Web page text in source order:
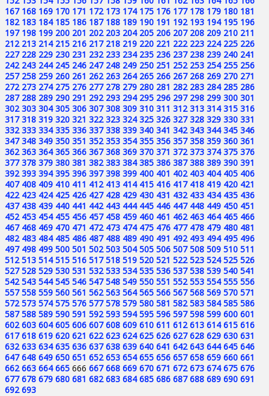
167 168 169 170 171 172 173 174 175 176 177 178 179 180 181
182 183 184 185 186 187 188 189 190 191 192 193 194 195 196
197 198 199 200 201 202 203 204 205 206 207 208 209 210 211
212 213 214 215 216 217 218 219 220 221 222 223 224 225 226
227 228 229 230 231 232 233 234 235 236 237 238 239 240 241
242 243 244 245 246 247 248 249 250 251 252 253 254 255 256
257 258 259 260 261 262 263 264 265 266 267 268 269 270 271
272 273 274 275 276 277 278 279 280 281 282 283 284 285 286
287 288 289 290 291 292 293 294 295 296 297 298 299 300 301
302 303 304 305 306 307 308 309 310 311 312 313 314 315 316
317 318 319 320 321 322 323 324 325 326 327 328 329 330 331
332 333 334 335 336 337 338 339 340 341 342 343 344 345 346
347 348 349 350 351 352 353 354 355 356 357 358 359 360 361
362 363 364 365 366 367 368 369 370 371 372 373 374 375 376
377 378 379 380 381 382 383 384 385 386 387 388 389 390 391
392 393 394 395 396 397 398 399 400 401 402 403 404 405 406
407 408 409 410 411 412 413 414 415 416 417 418 419 420 421
422 423 424 425 426 427 428 429 430 431 432 433 434 435 436
437 438 439 440 441 442 443 444 445 446 447 448 449 450 451
452 453 454 455 456 457 458 459 460 461 462 463 464 465 466
467 468 469 470 471 472 473 474 475 476 477 478 479 480 481
482 483 484 485 486 487 488 489 490 491 492 493 494 495 496
497 498 499 500 501 502 503 504 505 506 507 508 509 510 511
512 513 514 515 516 517 518 519 520 521 522 523 524 525 526
527 528 529 530 531 532 533 534 535 536 537 538 539 540 541
542 543 544 545 546 547 548 549 550 551 552 553 554 555 556
557 558 559 560 561 562 563 564 565 566 567 568 569 570 571
572 573 574 575 576 577 578 579 580 581 582 583 584 585 586
587 588 589 590 591 592 593 594 595 596 597 598 599 600 601
602 603 604 605 606 607 608 609 610 611 612 613 614 615 616
617 618 619 620 621 622 623 624 625 626 627 628 629 630 631
632 633 634 635 636 637 638 639 640 641 642 643 644 645 646
647 648 649 650 651 652 653 654 655 656 657 658 659 660 661
662 663 664 665 666 667 668 669 670 671 672 673 674 675 676
677 678 679 680 681 682 683 684 685 686 687 688 689 690 691
692 693